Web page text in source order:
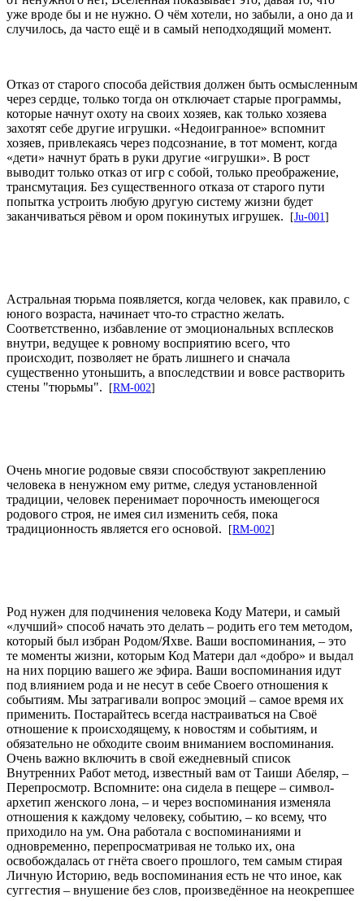
уже вроде бы и не нужно. О чём хотели, но забыли, а оно да и
случилось, да часто ещё и в самый неподходящий момент.
Отказ от старого способа действия должен быть осмысленным
через сердце, только тогда он отключает старые программы,
которые начнут охоту на своих хозяев, как только хозяева
захотят себе другие игрушки. «Недоигранное» вспомнит
хозяев, привлекаясь через подсознание, в тот момент, когда
«дети» начнут брать в руки другие «игрушки». В рост
выводит только отказ от игр с собой, только преображение,
трансмутация. Без существенного отказа от старого пути
попытка устроить любую другую систему жизни будет
заканчиваться рёвом и ором покинутых игрушек.
[Ju-001 ]
Астральная тюрьма появляется, когда человек, как правило, с
юного возраста, начинает что-то страстно желать.
Соответственно, избавление от эмоциональных всплесков
внутри, ведущее к ровному восприятию всего, что
происходит, позволяет не брать лишнего и сначала
существенно утоньшить, а впоследствии и вовсе растворить
стены "тюрьмы".
[RM-002]
Очень многие родовые связи способствуют закреплению
человека в ненужном ему ритме, следуя установленной
традиции, человек перенимает порочность имеющегося
родового строя, не имея сил изменить себя, пока
традиционность является его основой.
[RM-002]
Род нужен для подчинения человека Коду Матери, и самый
«лучший» способ начать это делать – родить его тем методом,
который был избран Родом/Яхве. Ваши воспоминания, – это
те моменты жизни, которым Код Матери дал «добро» и выдал
на них порцию вашего же эфира. Ваши воспоминания идут
под влиянием рода и не несут в себе Своего отношения к
событиям. Мы затрагивали вопрос эмоций – самое время их
применить. Постарайтесь всегда настраиваться на Своё
отношение к происходящему, к новостям и событиям, и
обязательно не обходите своим вниманием воспоминания.
Очень важно включить в свой ежедневный список
Внутренних Работ метод, известный вам от Таиши Абеляр, –
Перепросмотр. Вспомните: она сидела в пещере – символ-
архетип женского лона, – и через воспоминания изменяла
отношения к каждому человеку, событию, – ко всему, что
приходило на ум. Она работала с воспоминаниями и
одновременно, перепросматривая не только их, она
освобождалась от гнёта своего прошлого, тем самым стирая
Личную Историю, ведь воспоминания есть не что иное, как
суггестия – внушение без слов, произведённое на неокрепшее